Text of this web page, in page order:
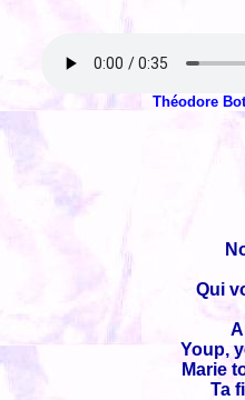
Théodore
Qui
Youp,
Marie
Ta